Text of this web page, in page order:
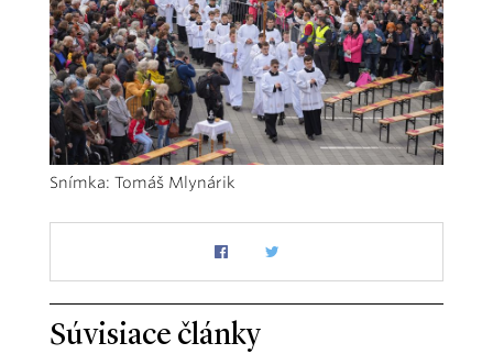
Snímka: Tomáš Mlynárik
Súvisiace články